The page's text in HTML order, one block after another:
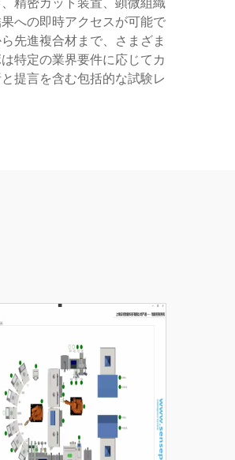
への即時アクセスが可能で
先進複合材まで、さまざま
特定の業界要件に応じてカ
提言を含む包括的な試験レ